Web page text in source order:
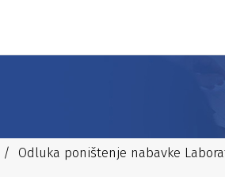
/ Odluka poništenje nabavke